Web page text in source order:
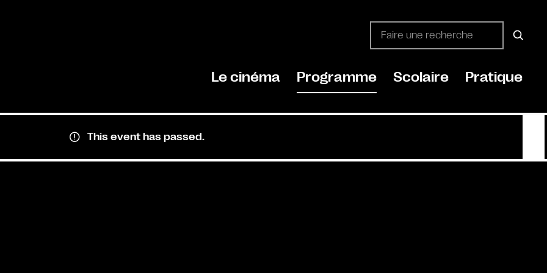
Le cinéma Programme Scolaire Pratique
This event has passed.